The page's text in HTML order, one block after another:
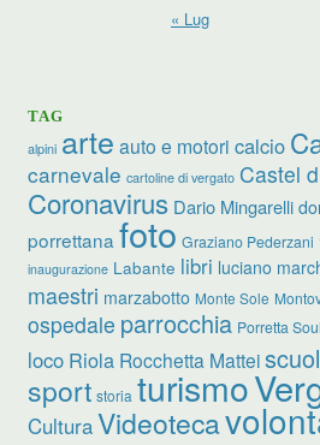
« Lug
TAG
alpini arte auto e motori calcio
carnevale cartoline di vergato Castel
Coronavirus Dario Mingarelli
porrettana foto Graziano Pederzani
inaugurazione Labante libri luciano
maestri marzabotto Monte Sole
ospedale parrocchia Porretta
loco Riola Rocchetta Mattei
sport storia turismo
CulturaVideoteca